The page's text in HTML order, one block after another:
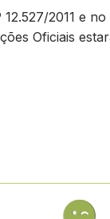
2011 e no
Oficiais